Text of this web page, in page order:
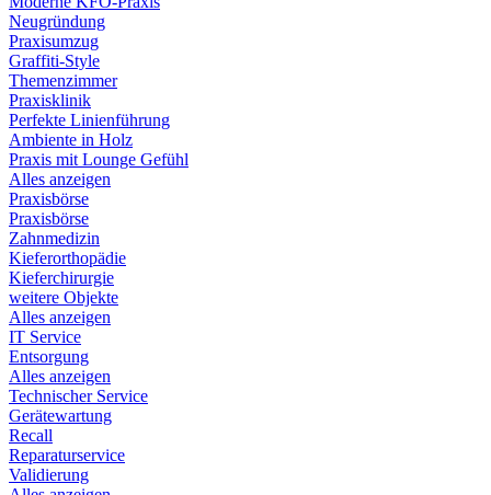
Neugründung
Praxisumzug
Graffiti-Style
Themenzimmer
Praxisklinik
Perfekte Linienführung
Ambiente in Holz
Praxis mit Lounge Gefühl
Alles anzeigen
Praxisbörse
Praxisbörse
Zahnmedizin
Kieferorthopädie
Kieferchirurgie
weitere Objekte
Alles anzeigen
IT Service
Entsorgung
Alles anzeigen
Technischer Service
Gerätewartung
Recall
Reparaturservice
Validierung